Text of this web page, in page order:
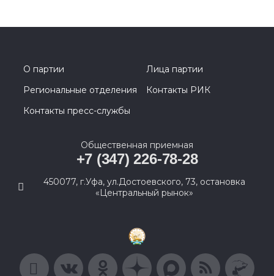
О партии
Лица партии
Региональные отделения
Контакты РИК
Контакты пресс-службы
Общественная приемная
+7 (347) 226-78-28
450077, г.Уфа, ул.Достоевского, 73, остановка
«Центральный рынок»